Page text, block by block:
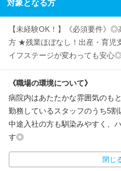
対象となる方
【未経験OK！】《必須要件》
方 ★残業ほぼなし！出産・育児
イフステージが変わっても安心
《職場の環境について》
病院内はあたたかな雰囲気のもと
勤務しているスタッフのうち5割
中途入社の方も馴染みやすく、
す◎
閉じ